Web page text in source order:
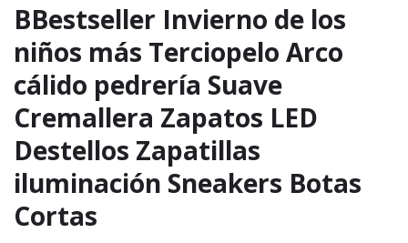
BBestseller Invierno de los
niños más Terciopelo Arco
cálido pedrería Suave
Cremallera Zapatos LED
Destellos Zapatillas
iluminación Sneakers Botas
Cortas